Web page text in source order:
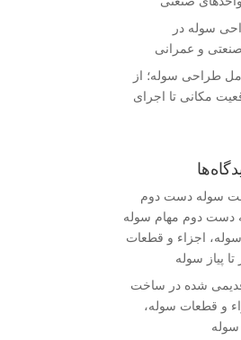
سوله در
و عمرانی
طراحی سوله؛ از
مکانی تا اجرای
سوله دست دوم
دست دوم مهام سوله
اجزاء و قطعات
پیاز سوله
شده در ساخت
و قطعات سوله،
سوله